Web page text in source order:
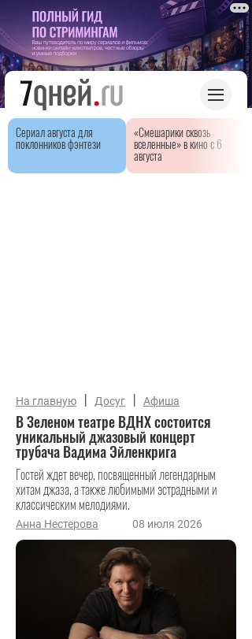
Сериал августа для
поклонников фэнтези
«Смешарики сквозь
вселенные» в кино с 6
августа
На главную | Досуг | Афиша
В Зеленом театре ВДНХ состоится
уникальный джазовый концерт
трубача Вадима Эйленкрига
Гостей ждет вечер, посвященный легендарным
хитам джаза, а также любимыми эстрадными и
классическим мелодиями.
Анна Нестерова 08 июля 2026